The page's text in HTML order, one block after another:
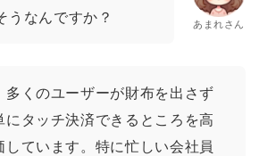
うなんですか？
あまれさん
多くのユーザーが財布を出さず
にタッチ決済できるところを高
しています。特に忙しい会社員